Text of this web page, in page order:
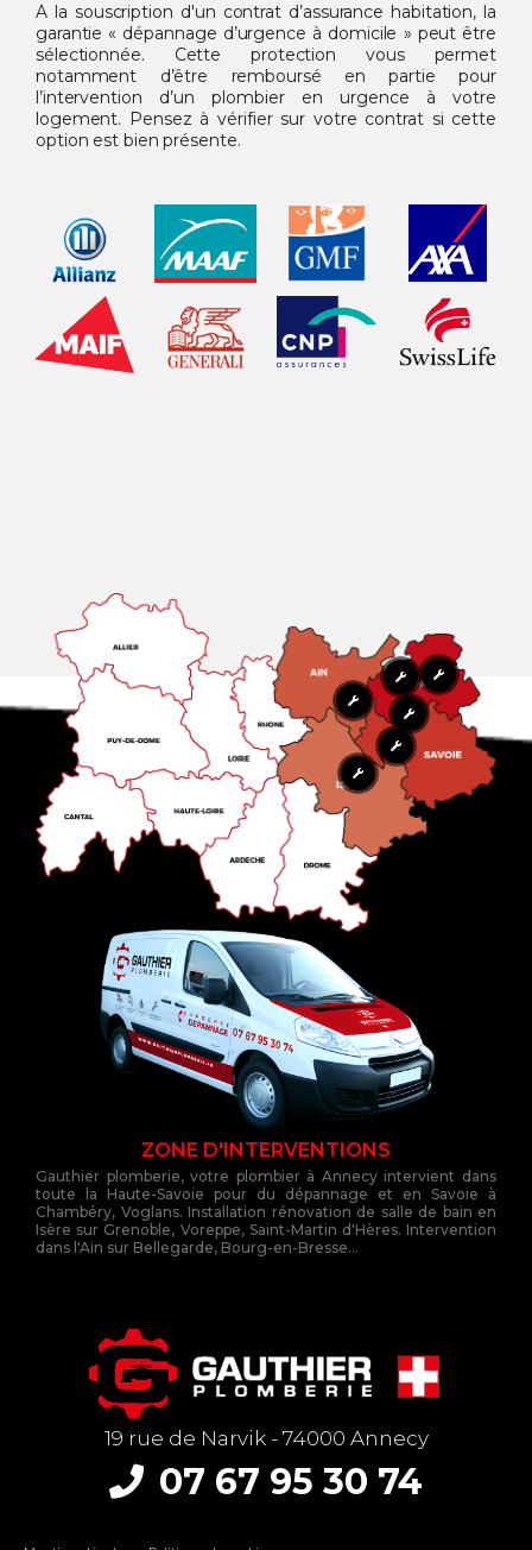
A la souscription d'un contrat d’assurance habitation, la
garantie « dépannage d’urgence à domicile » peut être
sélectionnée. Cette protection vous permet
notamment d’être remboursé en partie pour
l’intervention d’un plombier en urgence à votre
logement. Pensez à vérifier sur votre contrat si cette
option est bien présente.
ZONE D'INTERVENTIONS
Gauthier plomberie, votre plombier à Annecy intervient dans
toute la Haute-Savoie pour du dépannage et en Savoie à
Chambéry, Voglans. Installation rénovation de salle de bain en
Isère sur Grenoble, Voreppe, Saint-Martin d'Hères. Intervention
dans l'Ain sur Bellegarde, Bourg-en-Bresse...
19 rue de Narvik - 74000 Annecy
07 67 95 30 74